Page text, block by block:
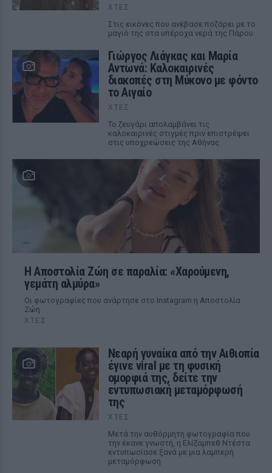
ΧΤΕΣ
Στις εικόνες που ανέβασε ποζάρει με το
μαγιό της στα υπέροχα νερά της Πάρου
Γιώργος Λιάγκας και Μαρία
Αντωνά: Καλοκαιρινές
διακοπές στη Μύκονο με φόντο
το Αιγαίο
ΧΤΕΣ
Το ζευγάρι απολαμβάνει τις
καλοκαιρινές στιγμές πριν επιστρέψει
στις υποχρεώσεις της Αθήνας
Η Αποστολία Ζώη σε παραλία: «Χαρούμενη,
γεμάτη αλμύρα»
Οι φωτογραφίες που ανάρτησε στο Instagram η Αποστολία
Ζώη
ΧΤΕΣ
Νεαρή γυναίκα από την Αιθιοπία
έγινε viral με τη φυσική
ομορφιά της, δείτε την
εντυπωσιακή μεταμόρφωσή
της
ΧΤΕΣ
Μετά την αυθόρμητη φωτογραφία που
την έκανε γνωστή, η Ελίζαμπεθ Ντέστα
εντυπωσίασε ξανά με μια λαμπερή
μεταμόρφωση